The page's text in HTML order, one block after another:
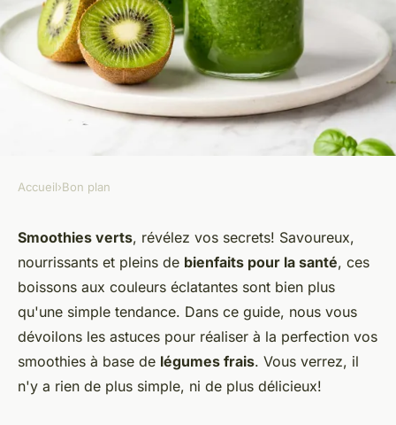
BON PLAN
Quels sont les meilleurs
conseils pour préparer des
smoothies verts avec des
légumes frais?
Agathe•22 mai 2024•5 min de lecture
Accueil›Bon plan
Smoothies verts, révélez vos secrets! Savoureux,
nourrissants et pleins de bienfaits pour la santé, ces
boissons aux couleurs éclatantes sont bien plus
qu'une simple tendance. Dans ce guide, nous vous
dévoilons les astuces pour réaliser à la perfection vos
smoothies à base de légumes frais. Vous verrez, il
n'y a rien de plus simple, ni de plus délicieux!